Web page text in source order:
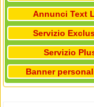
Annunci Text
Servizio
Servizio
Banner